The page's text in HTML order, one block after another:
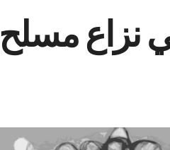
نزاع مسلح